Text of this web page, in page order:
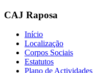
CAJ Raposa
Início
Localização
Corpos Sociais
Estatutos
Plano de Actividades